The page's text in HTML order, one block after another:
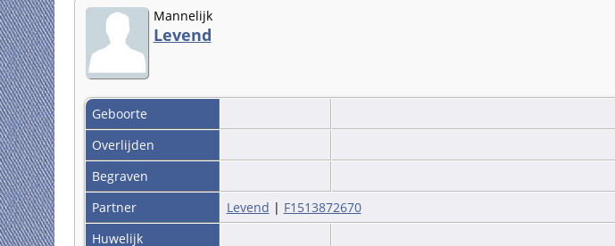
Mannelijk
Levend
Geboorte
Overlijden
Begraven
Partner
Levend | F1513872670
Huwelijk